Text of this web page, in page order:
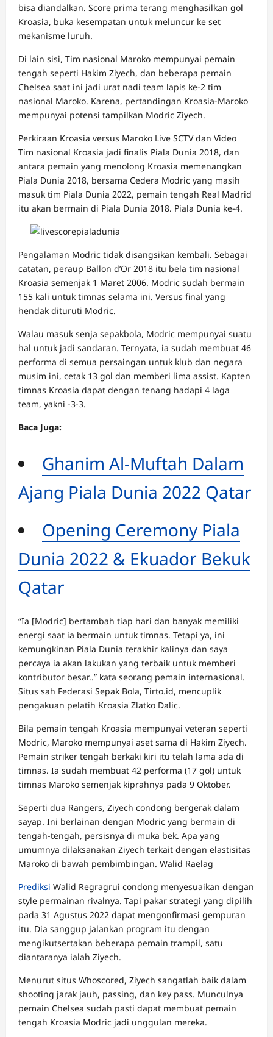
bisa diandalkan. Score prima terang menghasilkan gol
Kroasia, buka kesempatan untuk meluncur ke set
mekanisme luruh.
Di lain sisi, Tim nasional Maroko mempunyai pemain
tengah seperti Hakim Ziyech, dan beberapa pemain
Chelsea saat ini jadi urat nadi team lapis ke-2 tim
nasional Maroko. Karena, pertandingan Kroasia-Maroko
mempunyai potensi tampilkan Modric Ziyech.
Perkiraan Kroasia versus Maroko Live SCTV dan Video
Tim nasional Kroasia jadi finalis Piala Dunia 2018, dan
antara pemain yang menolong Kroasia memenangkan
Piala Dunia 2018, bersama Cedera Modric ​​yang masih
masuk tim Piala Dunia 2022, pemain tengah Real Madrid
itu akan bermain di Piala Dunia 2018. Piala Dunia ke-4.
Pengalaman Modric tidak disangsikan kembali. Sebagai
catatan, peraup Ballon d’Or 2018 itu bela tim nasional
Kroasia semenjak 1 Maret 2006. Modric sudah bermain
155 kali untuk timnas selama ini. Versus final yang
hendak dituruti Modric.
Walau masuk senja sepakbola, Modric mempunyai suatu
hal untuk jadi sandaran. Ternyata, ia sudah membuat 46
performa di semua persaingan untuk klub dan negara
musim ini, cetak 13 gol dan memberi lima assist. Kapten
timnas Kroasia dapat dengan tenang hadapi 4 laga
team, yakni -3-3.
Baca Juga:
Ghanim Al-Muftah Dalam
Ajang Piala Dunia 2022 Qatar
Opening Ceremony Piala
Dunia 2022 & Ekuador Bekuk
Qatar
“Ia [Modric] bertambah tiap hari dan banyak memiliki
energi saat ia bermain untuk timnas. Tetapi ya, ini
kemungkinan Piala Dunia terakhir kalinya dan saya
percaya ia akan lakukan yang terbaik untuk memberi
kontributor besar..” kata seorang pemain internasional.
Situs sah Federasi Sepak Bola, Tirto.id, mencuplik
pengakuan pelatih Kroasia Zlatko Dalic.
Bila pemain tengah Kroasia mempunyai veteran seperti
Modric, Maroko mempunyai aset sama di Hakim Ziyech.
Pemain striker tengah berkaki kiri itu telah lama ada di
timnas. Ia sudah membuat 42 performa (17 gol) untuk
timnas Maroko semenjak kiprahnya pada 9 Oktober.
Seperti dua Rangers, Ziyech condong bergerak dalam
sayap. Ini berlainan dengan Modric yang bermain di
tengah-tengah, persisnya di muka bek. Apa yang
umumnya dilaksanakan Ziyech terkait dengan elastisitas
Maroko di bawah pembimbingan. Walid Raelag
Prediksi Walid Regragrui condong menyesuaikan dengan
style permainan rivalnya. Tapi pakar strategi yang dipilih
pada 31 Agustus 2022 dapat mengonfirmasi gempuran
itu. Dia sanggup jalankan program itu dengan
mengikutsertakan beberapa pemain trampil, satu
diantaranya ialah Ziyech.
Menurut situs Whoscored, Ziyech sangatlah baik dalam
shooting jarak jauh, passing, dan key pass. Munculnya
pemain Chelsea sudah pasti dapat membuat pemain
tengah Kroasia Modric jadi unggulan mereka.